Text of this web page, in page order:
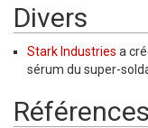
Divers
Stark Industries a
sérum du super-
Références